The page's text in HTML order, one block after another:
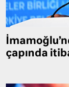
çapında